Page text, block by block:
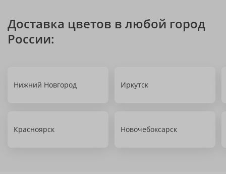
Доставка цветов в любой город
России:
Нижний Новгород Иркутск
Красноярск Новочебоксарск